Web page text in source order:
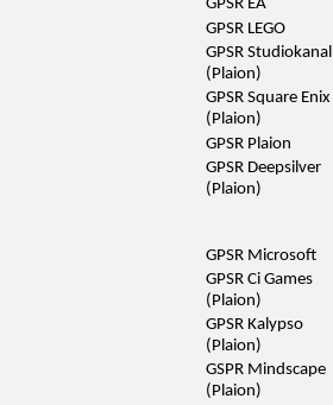
GPSR EA
GPSR LEGO
GPSR Studiokanal
(Plaion)
GPSR Square Enix
(Plaion)
GPSR Plaion
GPSR Deepsilver
(Plaion)
GPSR Microsoft
GPSR Ci Games
(Plaion)
GPSR Kalypso
(Plaion)
GSPR Mindscape
(Plaion)